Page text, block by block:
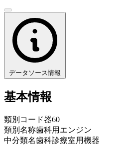
データソース情報
基本情報
類別コード器60
類別名称歯科用エンジン
中分類名歯科診療室用機器